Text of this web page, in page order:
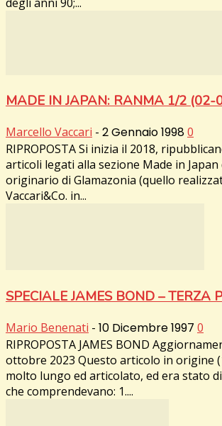
MADE IN JAPAN: RANMA 1/2 (02-
Marcello Vaccari - 2 Gennaio 19980
RIPROPOSTA Si inizia il 2018,
articoli legati alla sezione Made in Japan
originario di Glamazonia (quello
Vaccari&Co. in...
SPECIALE JAMES BOND – TERZA
Mario Benenati - 10 Dicembre 1997 0
RIPROPOSTA JAMES BOND
ottobre 2023 Questo articolo in origine
molto lungo ed articolato, ed era stato
che comprendevano: 1....